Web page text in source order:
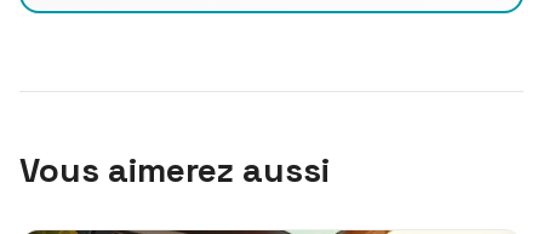
Vous aimerez aussi